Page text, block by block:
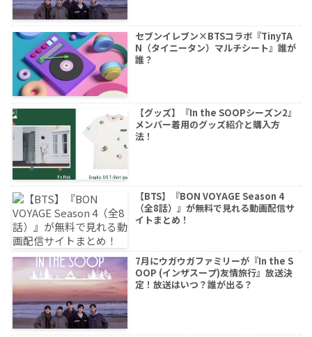
セブンイレブン×BTSコラボ『TinyTA
N（タイニータン）マルチシート』誰が
誰？
【グッズ】『In the SOOPシーズン2』
メンバー着用のグッズ紹介と購入方
法！
【BTS】『BON VOYAGE Season 4
（全8話）』が無料で見れる動画配信サ
イトまとめ！
7月にウガウガファミリーが『In the S
OOP (インザスープ)友情旅行』放送決
定！放送はいつ？誰が出る？